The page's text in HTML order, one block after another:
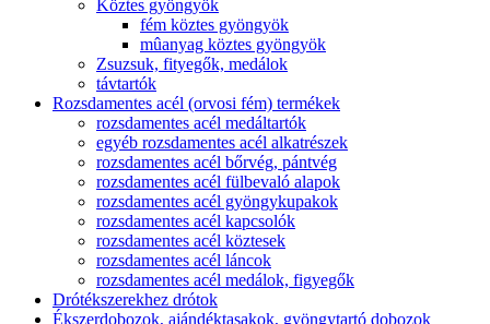
Köztes gyöngyök
fém köztes gyöngyök
mûanyag köztes gyöngyök
Zsuzsuk, fityegők, medálok
távtartók
Rozsdamentes acél (orvosi fém) termékek
rozsdamentes acél medáltartók
egyéb rozsdamentes acél alkatrészek
rozsdamentes acél bőrvég, pántvég
rozsdamentes acél fülbevaló alapok
rozsdamentes acél gyöngykupakok
rozsdamentes acél kapcsolók
rozsdamentes acél köztesek
rozsdamentes acél láncok
rozsdamentes acél medálok, figyegők
Drótékszerekhez drótok
Ékszerdobozok, ajándéktasakok, gyöngytartó dobozok